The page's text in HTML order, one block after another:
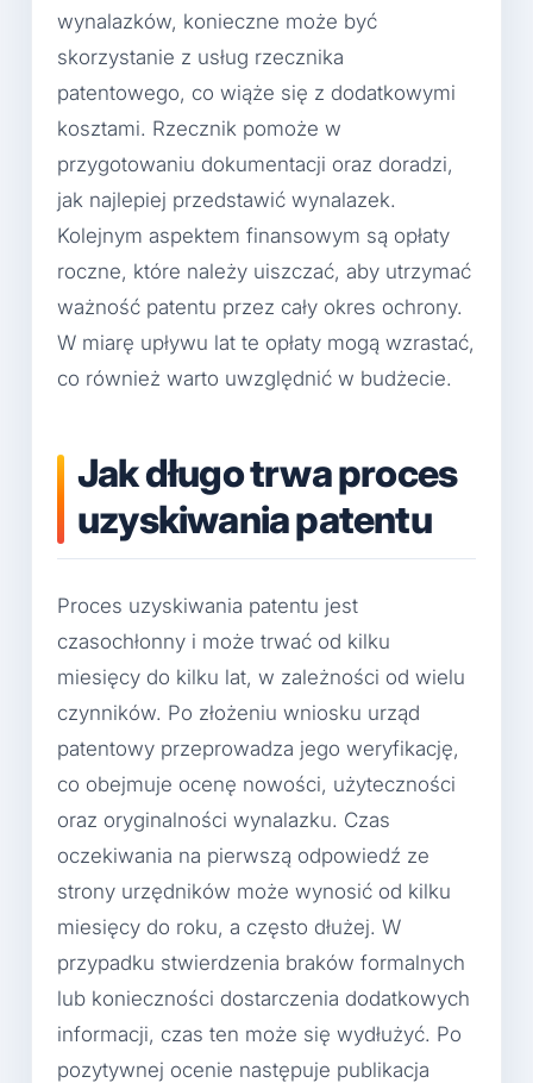
wynalazków, konieczne może być
skorzystanie z usług rzecznika
patentowego, co wiąże się z dodatkowymi
kosztami. Rzecznik pomoże w
przygotowaniu dokumentacji oraz doradzi,
jak najlepiej przedstawić wynalazek.
Kolejnym aspektem finansowym są opłaty
roczne, które należy uiszczać, aby utrzymać
ważność patentu przez cały okres ochrony.
W miarę upływu lat te opłaty mogą wzrastać,
co również warto uwzględnić w budżecie.
Jak długo trwa proces
uzyskiwania patentu
Proces uzyskiwania patentu jest
czasochłonny i może trwać od kilku
miesięcy do kilku lat, w zależności od wielu
czynników. Po złożeniu wniosku urząd
patentowy przeprowadza jego weryfikację,
co obejmuje ocenę nowości, użyteczności
oraz oryginalności wynalazku. Czas
oczekiwania na pierwszą odpowiedź ze
strony urzędników może wynosić od kilku
miesięcy do roku, a często dłużej. W
przypadku stwierdzenia braków formalnych
lub konieczności dostarczenia dodatkowych
informacji, czas ten może się wydłużyć. Po
pozytywnej ocenie następuje publikacja